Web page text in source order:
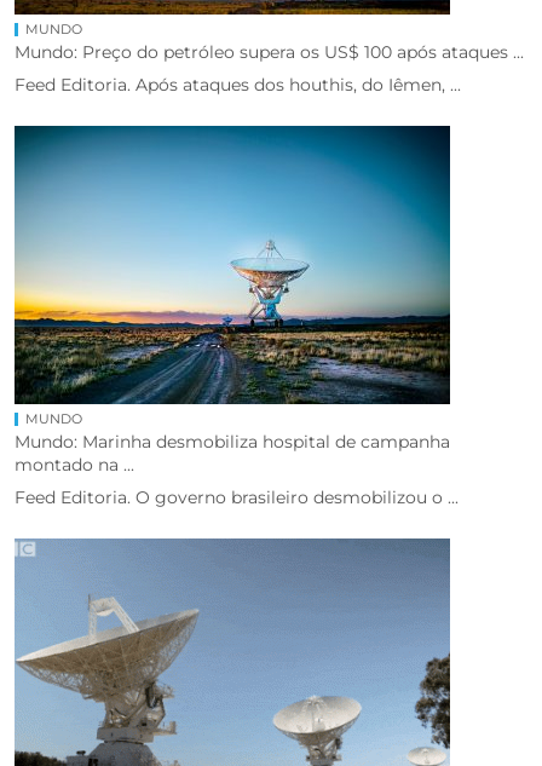
MUNDO
Mundo: Preço do petróleo supera os US$ 100 após ataques ...
Feed Editoria. Após ataques dos houthis, do Iêmen, ...
MUNDO
Mundo: Marinha desmobiliza hospital de campanha
montado na ...
Feed Editoria. O governo brasileiro desmobilizou o ...